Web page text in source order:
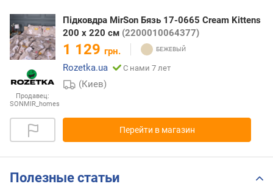
Продавец:
SONMIR_homes
Підковдра MirSon Бязь 17-0665 Cream Kittens
200 x 220 см (2200010064377)
1 129 грн.
Rozetka.ua
С нами 7 лет
(Киев)
Перейти в магазин
Полезные статьи